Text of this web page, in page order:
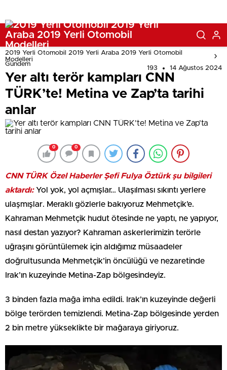
2019 Yerli Otomobil 2019 Yerli Araba 2019 Yerli Otomobil
Modelleri
Gündem
193 14 Ağustos 2024
Yer altı terör kampları CNN
TÜRK’te! Metina ve Zap’ta tarihi
anlar
0 0
CNN TÜRK Özel Haberler Şefi Fulya Öztürk şu bilgileri
aktardı: Yol yok, yol açmışlar… Ulaşılması sıkıntı yerlere
ulaşmışlar. Meraklı gözlerle bakıyoruz Mehmetçik’e.
Kahraman Mehmetçik hudut ötesinde ne yaptı, ne yapıyor,
nasıl destan yazıyor? Kahraman askerlerimizin terörle
uğraşını görüntülemek için aldığımız müsaadeler
doğrultusunda Mehmetçik’in öncülüğü ve nezaretinde
Irak’ın kuzeyinde Metina-Zap bölgesindeyiz.
3 binden fazla mağa imha edildi. Irak’ın kuzeyinde değerli
bölge terörden temizlendi. Metina-Zap bölgesinde yerden
2 bin metre yükseklikte bir mağaraya giriyoruz.